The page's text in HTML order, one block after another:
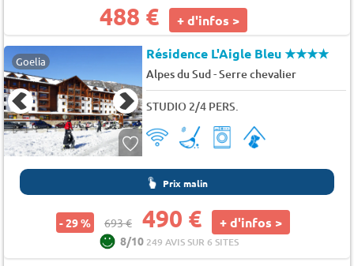
488 € + d'infos >
Goelia Résidence L'Aigle Bleu★★★★
Alpes du Sud-Serre chevalier
STUDIO 2/4 PERS.
Prix malin
- 29 % 693 € 490 € + d'infos >
8/10 249 AVIS SUR 6 SITES